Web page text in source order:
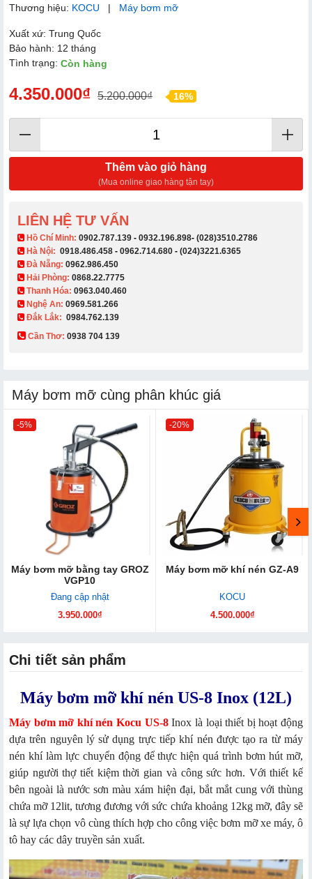
Thương hiệu: KOCU | Máy bơm mỡ
Xuất xứ: Trung Quốc
Bảo hành: 12 tháng
Tình trạng: Còn hàng
4.350.000₫ 5.200.000₫ 16%
Thêm vào giỏ hàng
(Mua online giao hàng tận tay)
LIÊN HỆ TƯ VẤN
​ Hồ Chí Minh: 0902.787.139 - 0932.196.898- (028)3510.2786
Hà Nội: 0918.486.458 - 0962.714.680 - (024)3221.6365
Đà Nẵng: 0962.986.450
Hải Phòng: 0868.22.7775
Thanh Hóa: 0963.040.460
Nghệ An: 0969.581.266
Đắk Lắk: 0984.762.139
Cần Thơ: 0938 704 139​
Máy bơm mỡ cùng phân khúc giá
-5%
Máy bơm mỡ bằng tay GROZ
VGP10
Đang cập nhật
3.950.000₫
-20%
Máy bơm mỡ khí nén GZ-A9
KOCU
4.500.000₫
Chi tiết sản phẩm
Máy bơm mỡ khí nén US-8 Inox (12L)
Máy bơm mỡ khí nén Kocu US-8Inox là loại thiết bị hoạt động
dựa trên nguyên lý sử dụng trực tiếp khí nén được tạo ra từ máy
nén khí làm lực chuyển động để thực hiện quá trình bơm hút mỡ,
giúp người thợ tiết kiệm thời gian và công sức hơn. Với thiết kế
bên ngoài là nước sơn màu xám hiện đại, bắt mắt cung với thùng
chứa mỡ 12lit, tương đương với sức chứa khoảng 12kg mỡ, đây sẽ
là sự lựa chọn vô cùng thích hợp cho công việc bơm mỡ xe máy, ô
tô hay các dây truyền sản xuất.